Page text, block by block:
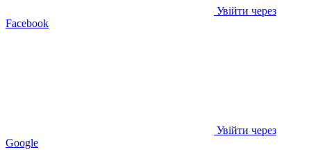
Увійти через
Facebook
Увійти через
Google